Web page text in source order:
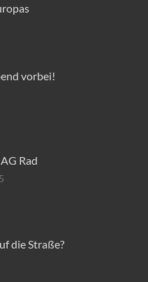
vorbei!
Rad
die Straße?